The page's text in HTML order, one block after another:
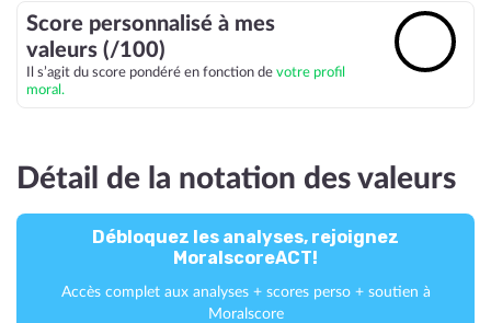
Score personnalisé à mes
valeurs (/100)
Il s’agit du score pondéré en fonction de votre profil
moral.
Détail de la notation des valeurs
Débloquez les analyses, rejoignez
MoralscoreACT!
Accès complet aux analyses + scores perso + soutien à
Moralscore